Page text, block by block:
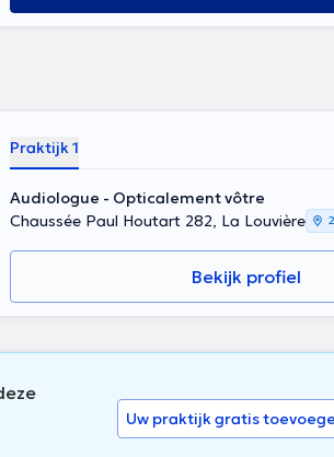
Praktijk 1
Audiologue - Opticalement vôtre
Chaussée Paul Houtart 282, La Louvière
Bekijk profiel
Uw praktijk gratis